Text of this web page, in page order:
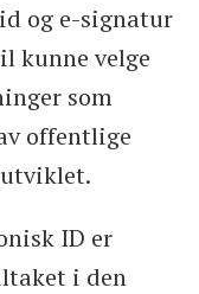
og e-signatur
kunne velge
som
offentlige
ID er
i den